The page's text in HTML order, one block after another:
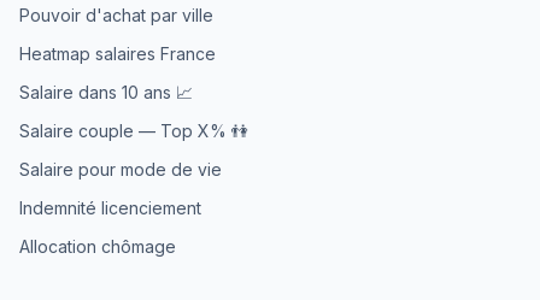
Pouvoir d'achat par ville
Heatmap salaires France
Salaire dans 10 ans 📈
Salaire couple — Top X% 👫
Salaire pour mode de vie
Indemnité licenciement
Allocation chômage